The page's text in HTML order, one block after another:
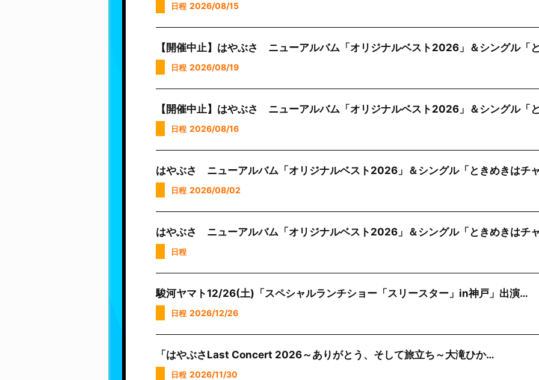
日程 2026/08/15
【開催中止】はやぶさ ニューアルバム「オリジナルベスト2026」＆シングル「
日程 2026/08/19
【開催中止】はやぶさ ニューアルバム「オリジナルベスト2026」＆シングル「
日程 2026/08/16
はやぶさ ニューアルバム「オリジナルベスト2026」＆シングル「ときめきはチ
日程 2026/08/02
はやぶさ ニューアルバム「オリジナルベスト2026」＆シングル「ときめきはチ
日程
駿河ヤマト12/26(土)「スペシャルランチショー「スリースター」in神戸」出演…
日程 2026/12/26
「はやぶさLast Concert 2026～ありがとう、そして旅立ち～大滝ひか…
日程 2026/11/30